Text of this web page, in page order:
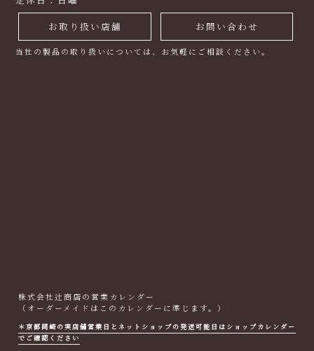
お取り扱い店舗 お問い合わせ
当社の製品の取り扱いについては、お気軽にご相談ください。
株式会社辻商店の営業カレンダー
（オーダーメイドはこのカレンダーに準じます。）
＊京都岡崎の実店舗営業日とネットショップの発送可能日はショップカレンダー
でご確認ください